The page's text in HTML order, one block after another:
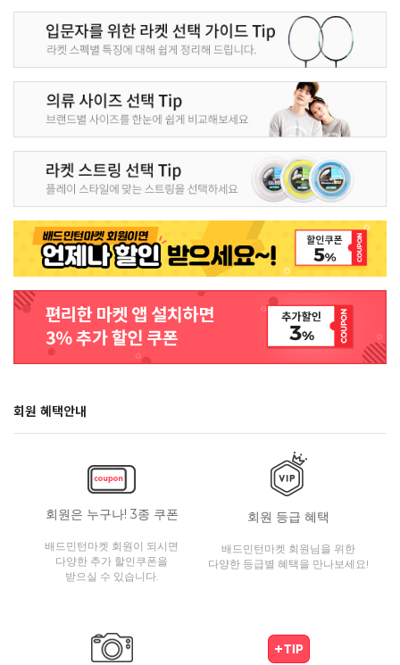
회원 혜택안내
회원은 누구나! 3종 쿠폰
배드민턴마켓 회원이 되시면
다양한 추가 할인쿠폰을
받으실 수 있습니다.
회원 등급 혜택
배드민턴마켓 회원님을 위한
다양한 등급별 혜택을 만나보세요!